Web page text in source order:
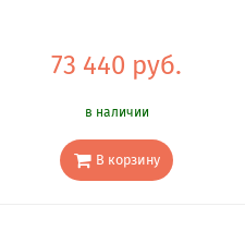
73 440 руб.
в наличии
В корзину